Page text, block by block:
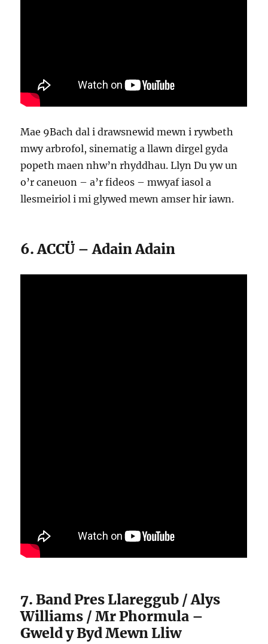
Mae 9Bach dal i drawsnewid mewn i rywbeth
mwy arbrofol, sinematig a llawn dirgel gyda
popeth maen nhw’n rhyddhau. Llyn Du yw un
o’r caneuon – a’r fideos – mwyaf iasol a
llesmeiriol i mi glywed mewn amser hir iawn.
6. ACCÜ – Adain Adain
7. Band Pres Llareggub / Alys
Williams / Mr Phormula –
Gweld y Byd Mewn Lliw